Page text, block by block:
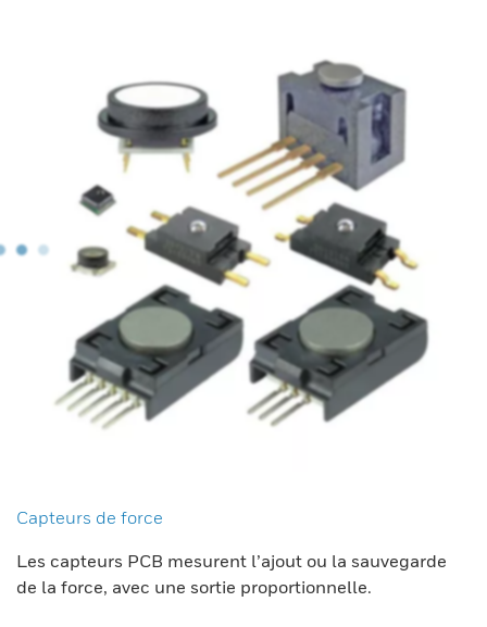
Capteurs de force
Les capteurs PCB mesurent l’ajout ou la sauvegarde
de la force, avec une sortie proportionnelle.